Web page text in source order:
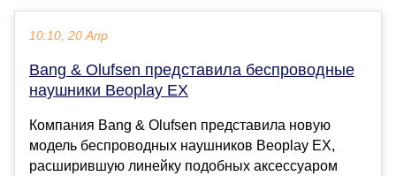
10:10, 20 Апр
Bang & Olufsen представила беспроводные
наушники Beoplay EX
Компания Bang & Olufsen представила новую
модель беспроводных наушников Beoplay EX,
расширившую линейку подобных аксессуаром